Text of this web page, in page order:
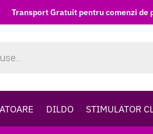
Transport Gratuit pentru comenzi de
DILDO STIMULATOR